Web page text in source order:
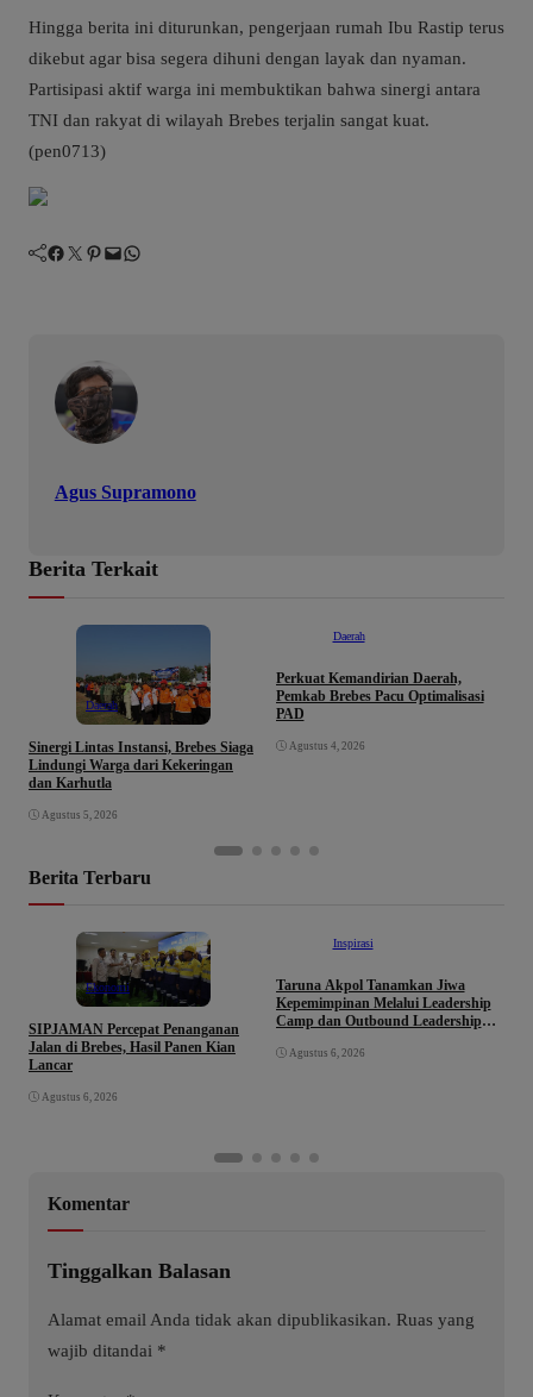
​Hingga berita ini diturunkan, pengerjaan rumah Ibu Rastip terus
dikebut agar bisa segera dihuni dengan layak dan nyaman.
Partisipasi aktif warga ini membuktikan bahwa sinergi antara
TNI dan rakyat di wilayah Brebes terjalin sangat kuat.
(pen0713)
Facebook Twitter Pinterest Mail WhatsApp
Agus Supramono
Berita Terkait
Daerah
Sinergi Lintas Instansi, Brebes Siaga
Lindungi Warga dari Kekeringan
dan Karhutla
Agustus 5, 2026
Daerah
Perkuat Kemandirian Daerah,
Pemkab Brebes Pacu Optimalisasi
PAD
Agustus 4, 2026
Berita Terbaru
Ekonomi
SIPJAMAN Percepat Penanganan
Jalan di Brebes, Hasil Panen Kian
Lancar
Agustus 6, 2026
Inspirasi
Taruna Akpol Tanamkan Jiwa
Kepemimpinan Melalui Leadership
Camp dan Outbound Leadership
Kabupaten Brebes
Agustus 6, 2026
Komentar
Tinggalkan Balasan
Alamat email Anda tidak akan dipublikasikan. Ruas yang
wajib ditandai *